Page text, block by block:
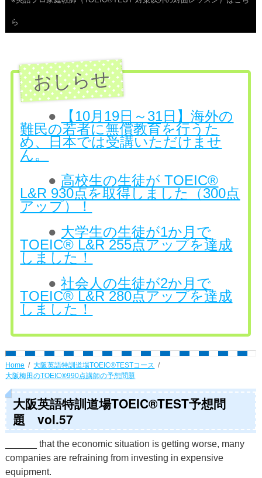
ス
ら
●
【10月19日～31日】海外の
難民の若者に無償教育を行うた
め、日本では受講いただけませ
ん。
● 高校生の生徒が TOEIC®
L&R 930点を取得しました（300点
アップ）！
● 大学生の生徒が1か月で
TOEIC® L&R 255点アップを達成
しました！
●社会人の生徒が2か月で
TOEIC® L&R 280点アップを達成
しました！
Home
大阪英語特訓道場TOEIC®TESTコース
大阪梅田のTOEIC®990点講師の予想問題
大阪英語特訓道場TOEIC®TEST予想問
題 vol.57
______ that the economic situation is getting worse, many
companies are refraining from investing in expensive
equipment.